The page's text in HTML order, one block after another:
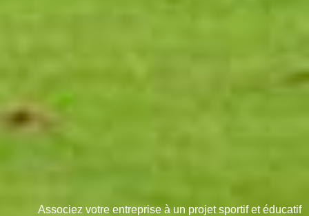
Associez votre entreprise à un projet sportif et éducatif